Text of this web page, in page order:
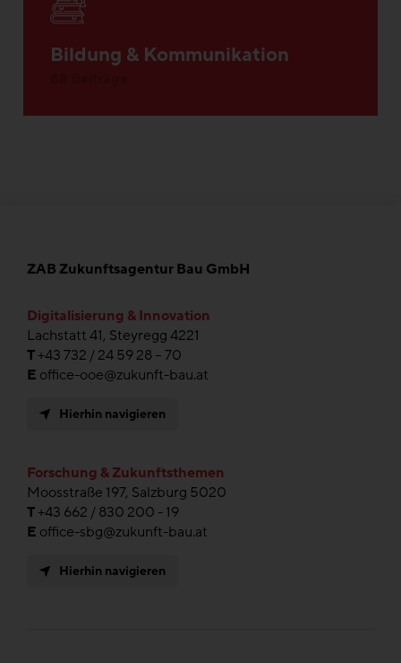
Bildung & Kommunikation
ZAB Zukunftsagentur Bau GmbH
Digitalisierung & Innovation
Lachstatt 41, Steyregg 4221
T+43 732 / 24 59 28 – 70
E office-ooe@zukunft-bau.at
Hierhin navigieren
Forschung & Zukunftsthemen
Moosstraße 197, Salzburg 5020
T+43 662 / 830 200 - 19
E office-sbg@zukunft-bau.at
Hierhin navigieren